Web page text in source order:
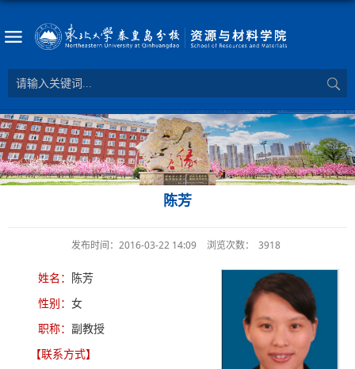
陈芳
发布时间：2016-03-22 14:09 浏览次数： 3918
姓名： 陈芳
性别： 女
职称： 副教授
【联系方式】